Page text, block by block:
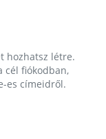
hozhatsz létre.
cél fiókodban,
es címeidről.